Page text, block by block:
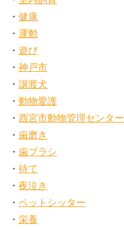
健康
運動
遊び
神戸市
譲渡犬
動物愛護
西宮市動物管理センター
歯磨き
歯ブラシ
待て
夜泣き
ペットシッター
栄養